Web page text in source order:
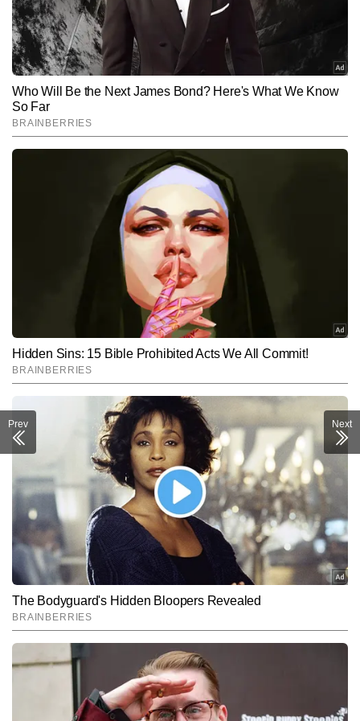
SUBMIT
Prev Next